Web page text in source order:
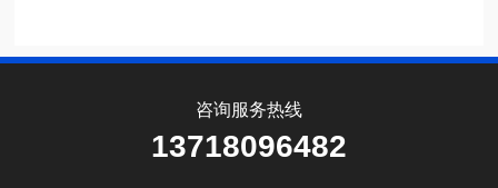
咨询服务热线
13718096482